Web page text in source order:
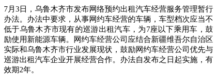
7月3日，乌鲁木齐市发布网络预约出租汽车经营服务管理暂行
办法。办法中要求，从事网约车经营的车辆，车型档次应当不
低于乌鲁木齐市现有的巡游出租汽车，为7座以下乘用车，鼓
励使用新能源车辆。网约车经营公司应结合新疆维吾尔自治区
实际和乌鲁木齐市行业发展现状，鼓励网约车经营公司优先与
巡游出租汽车企业开展经营合作。办法自发布之日起实施，有
效期2年。